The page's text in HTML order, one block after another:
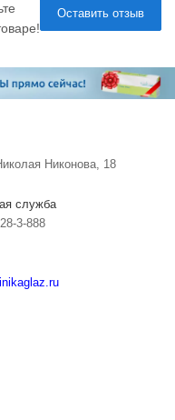
Оставить отзыв
Никонова, 18
служба
3-888